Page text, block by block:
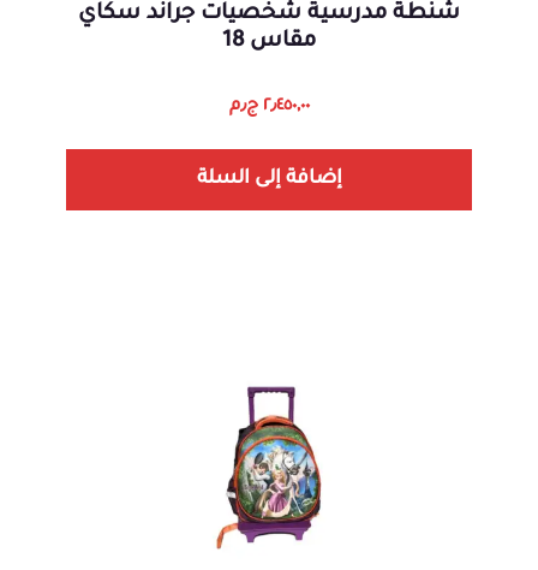
شنطة مدرسية شخصيات جراند سكاي
مقاس 18
٢٫٤٥٠,٠٠ ج٫م
إضافة إلى السلة